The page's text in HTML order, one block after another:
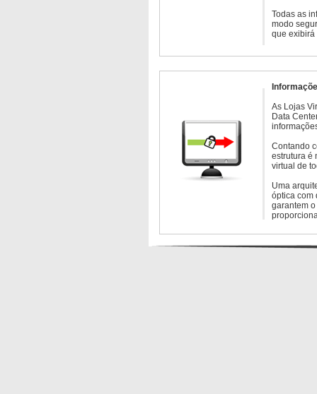
Todas as
modo
que exibirá
As Lojas
Data
Contando
estrutura é
virtual de
Uma
óptica com
garantem